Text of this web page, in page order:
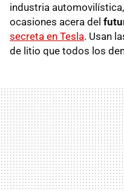
industria
ocasiones acera del
secreta en Tesla. Usan
de litio que todos los